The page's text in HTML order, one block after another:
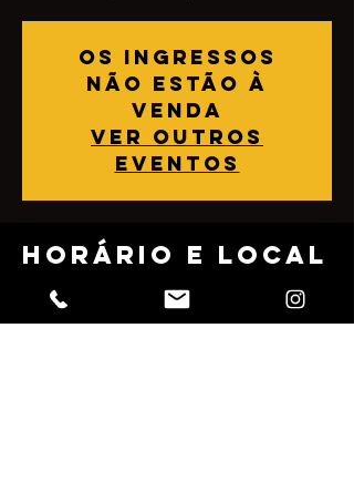
Os ingressos
não estão à
venda
Ver outros
eventos
Horário e local
12 de mai. de 2023, 17:00
Dona Sonia, Rua Júlio Rebollo Perez, 489 -